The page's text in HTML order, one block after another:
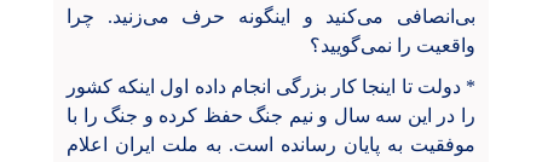
بی‌انصافی می‌کنید و اینگونه حرف می‌زنید. چرا
واقعیت را نمی‌گویید؟
* دولت تا اینجا کار بزرگی انجام داده اول اینکه کشور
را در این سه سال و نیم جنگ حفظ کرده و جنگ را با
موفقیت به پایان رسانده است. به ملت ایران اعلام